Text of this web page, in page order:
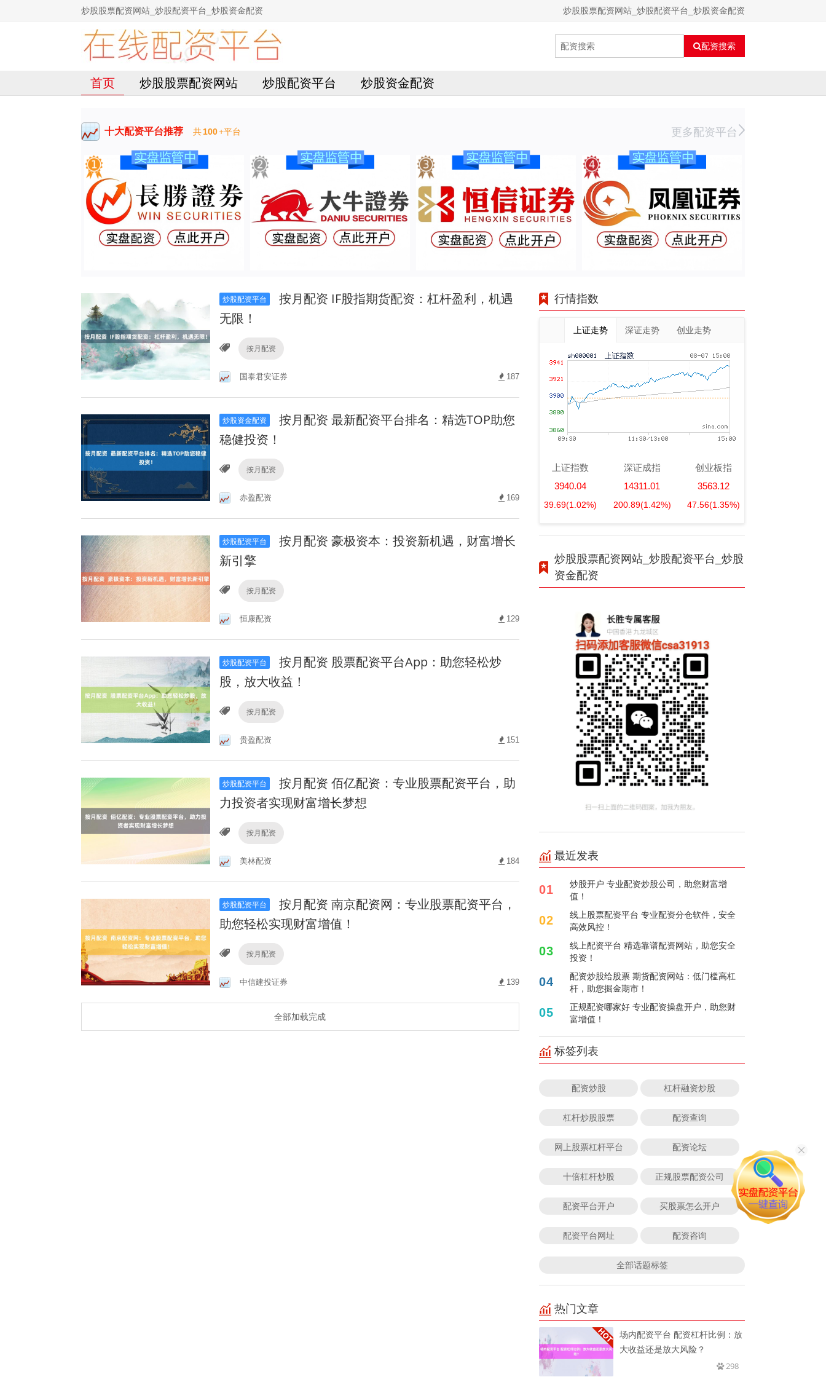
炒股股票配资网站_炒股配资平台_炒股资金配资 炒股股票配资网站_炒股配资平台_炒股资金配资
配资搜索
首页 炒股股票配资网站 炒股配资平台 炒股资金配资
十大配资平台推荐 共100+平台 更多配资平台
炒股配资平台
按月配资 IF股指期货配资：杠杆盈利，机遇
无限！
按月配资
国泰君安证券 187
炒股资金配资
按月配资 最新配资平台排名：精选TOP助您
稳健投资！
按月配资
赤盈配资 169
炒股配资平台
按月配资 豪极资本：投资新机遇，财富增长
新引擎
按月配资
恒康配资 129
炒股配资平台
按月配资 股票配资平台App：助您轻松炒
股，放大收益！
按月配资
贵盈配资 151
炒股配资平台
按月配资 佰亿配资：专业股票配资平台，助
力投资者实现财富增长梦想
按月配资
美林配资 184
炒股配资平台
按月配资 南京配资网：专业股票配资平台，
助您轻松实现财富增值！
按月配资
中信建投证券 139
全部加载完成
行情指数
上证走势 深证走势 创业走势
上证指数
3940.04
39.69(1.02%)
深证成指
14311.01
200.89(1.42%)
创业板指
3563.12
47.56(1.35%)
炒股股票配资网站_炒股配资平台_炒股
资金配资
最近发表
01
炒股开户 专业配资炒股公司，助您财富增
值！
02
线上股票配资平台 专业配资分仓软件，安全
高效风控！
03
线上配资平台 精选靠谱配资网站，助您安全
投资！
04
配资炒股给股票 期货配资网站：低门槛高杠
杆，助您掘金期市！
05
正规配资哪家好 专业配资操盘开户，助您财
富增值！
标签列表
配资炒股 杠杆融资炒股
杠杆炒股股票 配资查询
网上股票杠杆平台 配资论坛
十倍杠杆炒股 正规股票配资公司
配资平台开户 买股票怎么开户
配资平台网址 配资咨询
全部话题标签
热门文章
场内配资平台 配资杠杆比例：放
大收益还是放大风险？
298